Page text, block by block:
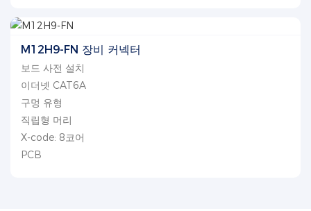
M12H9-FN 장비 커넥터
보드 사전 설치
이더넷 CAT6A
구멍 유형
직립형 머리
X-code: 8코어
PCB